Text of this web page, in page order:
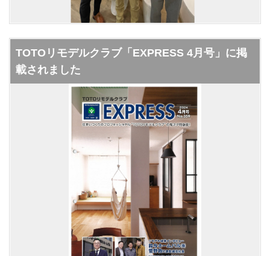
TOTOリモデルクラブ「EXPRESS 4月号」に掲
載されました